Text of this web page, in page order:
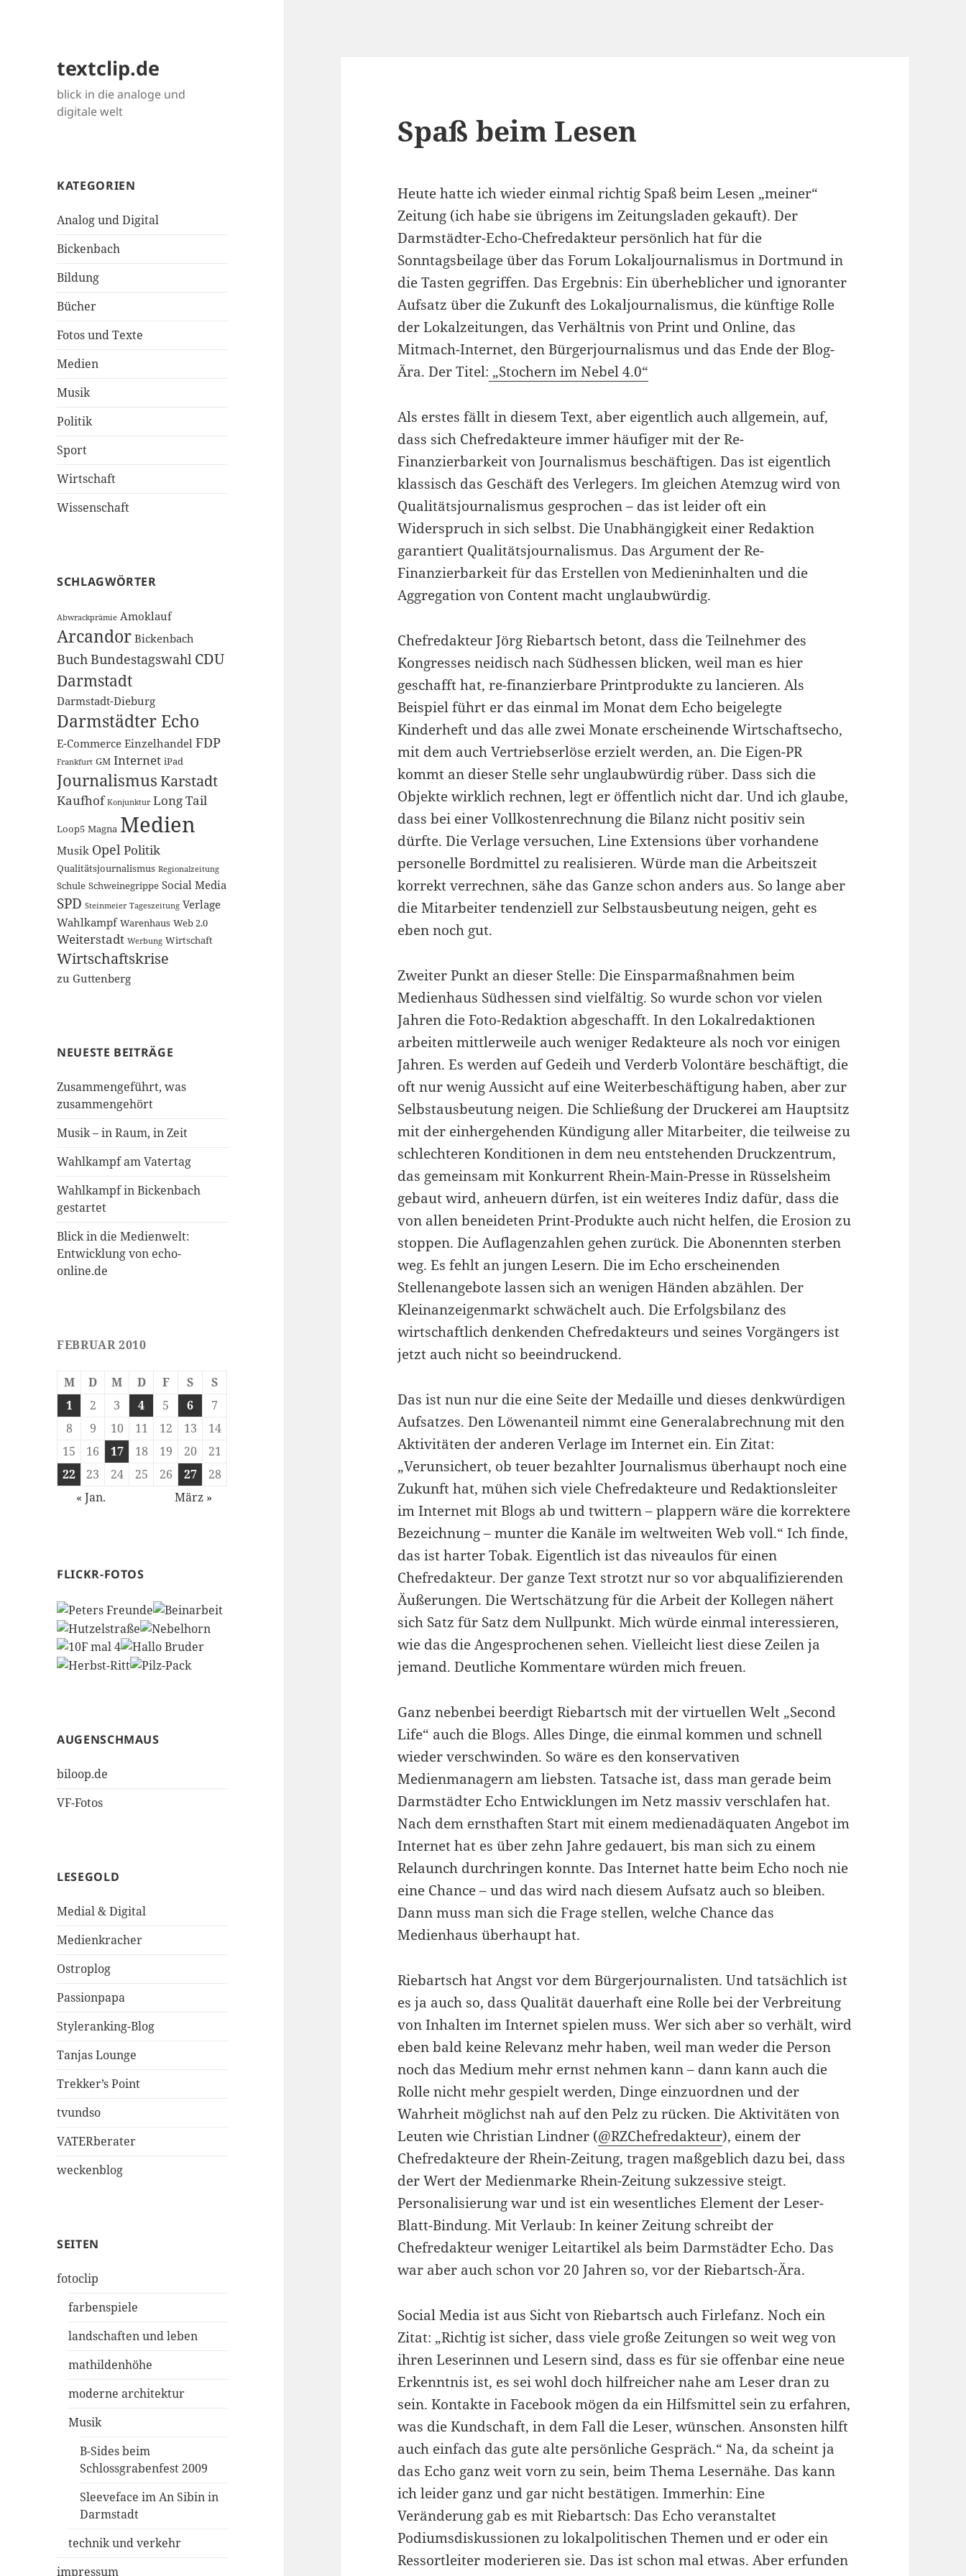
textclip.de
blick in die analoge und
digitale welt
KATEGORIEN
Analog und Digital
Bickenbach
Bildung
Bücher
Fotos und Texte
Medien
Musik
Politik
Sport
Wirtschaft
Wissenschaft
SCHLAGWÖRTER
Abwrackprämie Amoklauf
Arcandor Bickenbach
BuchBundestagswahl CDU
Darmstadt
Darmstadt-Dieburg
Darmstädter Echo
E-Commerce Einzelhandel FDP
Frankfurt GM Internet iPad
JournalismusKarstadt
Kaufhof Konjunktur Long Tail
Loop5 Magna Medien
Musik OpelPolitik
Qualitätsjournalismus Regionalzeitung
Schule Schweinegrippe Social Media
SPD Steinmeier Tageszeitung Verlage
Wahlkampf Warenhaus Web 2.0
Weiterstadt Werbung Wirtschaft
Wirtschaftskrise
zu Guttenberg
NEUESTE BEITRÄGE
Zusammengeführt, was
zusammengehört
Musik – in Raum, in Zeit
Wahlkampf am Vatertag
Wahlkampf in Bickenbach
gestartet
Blick in die Medienwelt:
Entwicklung von echo-
online.de
FEBRUAR 2010
M D M D F S
S
1
2 3 4 5 6
7
8
9 10 11 12 13
14
15
16 17 18 19 20
21
22
23 24 25 26 27
28
« Jan.
März »
FLICKR-FOTOS
AUGENSCHMAUS
biloop.de
VF-Fotos
LESEGOLD
Medial & Digital
Medienkracher
Ostroplog
Passionpapa
Styleranking-Blog
Tanjas Lounge
Trekker’s Point
tvundso
VATERberater
weckenblog
SEITEN
fotoclip
farbenspiele
landschaften und leben
mathildenhöhe
moderne architektur
Musik
B-Sides beim
Schlossgrabenfest 2009
Sleeveface im An Sibin in
Darmstadt
technik und verkehr
impressum
Spaß beim Lesen
Heute hatte ich wieder einmal richtig Spaß beim Lesen „meiner“
Zeitung (ich habe sie übrigens im Zeitungsladen gekauft). Der
Darmstädter-Echo-Chefredakteur persönlich hat für die
Sonntagsbeilage über das Forum Lokaljournalismus in Dortmund in
die Tasten gegriffen. Das Ergebnis: Ein überheblicher und ignoranter
Aufsatz über die Zukunft des Lokaljournalismus, die künftige Rolle
der Lokalzeitungen, das Verhältnis von Print und Online, das
Mitmach-Internet, den Bürgerjournalismus und das Ende der Blog-
Ära. Der Titel: „Stochern im Nebel 4.0“
Als erstes fällt in diesem Text, aber eigentlich auch allgemein, auf,
dass sich Chefredakteure immer häufiger mit der Re-
Finanzierbarkeit von Journalismus beschäftigen. Das ist eigentlich
klassisch das Geschäft des Verlegers. Im gleichen Atemzug wird von
Qualitätsjournalismus gesprochen – das ist leider oft ein
Widerspruch in sich selbst. Die Unabhängigkeit einer Redaktion
garantiert Qualitätsjournalismus. Das Argument der Re-
Finanzierbarkeit für das Erstellen von Medieninhalten und die
Aggregation von Content macht unglaubwürdig.
Chefredakteur Jörg Riebartsch betont, dass die Teilnehmer des
Kongresses neidisch nach Südhessen blicken, weil man es hier
geschafft hat, re-finanzierbare Printprodukte zu lancieren. Als
Beispiel führt er das einmal im Monat dem Echo beigelegte
Kinderheft und das alle zwei Monate erscheinende Wirtschaftsecho,
mit dem auch Vertriebserlöse erzielt werden, an. Die Eigen-PR
kommt an dieser Stelle sehr unglaubwürdig rüber. Dass sich die
Objekte wirklich rechnen, legt er öffentlich nicht dar. Und ich glaube,
dass bei einer Vollkostenrechnung die Bilanz nicht positiv sein
dürfte. Die Verlage versuchen, Line Extensions über vorhandene
personelle Bordmittel zu realisieren. Würde man die Arbeitszeit
korrekt verrechnen, sähe das Ganze schon anders aus. So lange aber
die Mitarbeiter tendenziell zur Selbstausbeutung neigen, geht es
eben noch gut.
Zweiter Punkt an dieser Stelle: Die Einsparmaßnahmen beim
Medienhaus Südhessen sind vielfältig. So wurde schon vor vielen
Jahren die Foto-Redaktion abgeschafft. In den Lokalredaktionen
arbeiten mittlerweile auch weniger Redakteure als noch vor einigen
Jahren. Es werden auf Gedeih und Verderb Volontäre beschäftigt, die
oft nur wenig Aussicht auf eine Weiterbeschäftigung haben, aber zur
Selbstausbeutung neigen. Die Schließung der Druckerei am Hauptsitz
mit der einhergehenden Kündigung aller Mitarbeiter, die teilweise zu
schlechteren Konditionen in dem neu entstehenden Druckzentrum,
das gemeinsam mit Konkurrent Rhein-Main-Presse in Rüsselsheim
gebaut wird, anheuern dürfen, ist ein weiteres Indiz dafür, dass die
von allen beneideten Print-Produkte auch nicht helfen, die Erosion zu
stoppen. Die Auflagenzahlen gehen zurück. Die Abonennten sterben
weg. Es fehlt an jungen Lesern. Die im Echo erscheinenden
Stellenangebote lassen sich an wenigen Händen abzählen. Der
Kleinanzeigenmarkt schwächelt auch. Die Erfolgsbilanz des
wirtschaftlich denkenden Chefredakteurs und seines Vorgängers ist
jetzt auch nicht so beeindruckend.
Das ist nun nur die eine Seite der Medaille und dieses denkwürdigen
Aufsatzes. Den Löwenanteil nimmt eine Generalabrechnung mit den
Aktivitäten der anderen Verlage im Internet ein. Ein Zitat:
„Verunsichert, ob teuer bezahlter Journalismus überhaupt noch eine
Zukunft hat, mühen sich viele Chefredakteure und Redaktionsleiter
im Internet mit Blogs ab und twittern – plappern wäre die korrektere
Bezeichnung – munter die Kanäle im weltweiten Web voll.“ Ich finde,
das ist harter Tobak. Eigentlich ist das niveaulos für einen
Chefredakteur. Der ganze Text strotzt nur so vor abqualifizierenden
Äußerungen. Die Wertschätzung für die Arbeit der Kollegen nähert
sich Satz für Satz dem Nullpunkt. Mich würde einmal interessieren,
wie das die Angesprochenen sehen. Vielleicht liest diese Zeilen ja
jemand. Deutliche Kommentare würden mich freuen.
Ganz nebenbei beerdigt Riebartsch mit der virtuellen Welt „Second
Life“ auch die Blogs. Alles Dinge, die einmal kommen und schnell
wieder verschwinden. So wäre es den konservativen
Medienmanagern am liebsten. Tatsache ist, dass man gerade beim
Darmstädter Echo Entwicklungen im Netz massiv verschlafen hat.
Nach dem ernsthaften Start mit einem medienadäquaten Angebot im
Internet hat es über zehn Jahre gedauert, bis man sich zu einem
Relaunch durchringen konnte. Das Internet hatte beim Echo noch nie
eine Chance – und das wird nach diesem Aufsatz auch so bleiben.
Dann muss man sich die Frage stellen, welche Chance das
Medienhaus überhaupt hat.
Riebartsch hat Angst vor dem Bürgerjournalisten. Und tatsächlich ist
es ja auch so, dass Qualität dauerhaft eine Rolle bei der Verbreitung
von Inhalten im Internet spielen muss. Wer sich aber so verhält, wird
eben bald keine Relevanz mehr haben, weil man weder die Person
noch das Medium mehr ernst nehmen kann – dann kann auch die
Rolle nicht mehr gespielt werden, Dinge einzuordnen und der
Wahrheit möglichst nah auf den Pelz zu rücken. Die Aktivitäten von
Leuten wie Christian Lindner (@RZChefredakteur), einem der
Chefredakteure der Rhein-Zeitung, tragen maßgeblich dazu bei, dass
der Wert der Medienmarke Rhein-Zeitung sukzessive steigt.
Personalisierung war und ist ein wesentliches Element der Leser-
Blatt-Bindung. Mit Verlaub: In keiner Zeitung schreibt der
Chefredakteur weniger Leitartikel als beim Darmstädter Echo. Das
war aber auch schon vor 20 Jahren so, vor der Riebartsch-Ära.
Social Media ist aus Sicht von Riebartsch auch Firlefanz. Noch ein
Zitat: „Richtig ist sicher, dass viele große Zeitungen so weit weg von
ihren Leserinnen und Lesern sind, dass es für sie offenbar eine neue
Erkenntnis ist, es sei wohl doch hilfreicher nahe am Leser dran zu
sein. Kontakte in Facebook mögen da ein Hilfsmittel sein zu erfahren,
was die Kundschaft, in dem Fall die Leser, wünschen. Ansonsten hilft
auch einfach das gute alte persönliche Gespräch.“ Na, da scheint ja
das Echo ganz weit vorn zu sein, beim Thema Lesernähe. Das kann
ich leider ganz und gar nicht bestätigen. Immerhin: Eine
Veränderung gab es mit Riebartsch: Das Echo veranstaltet
Podiumsdiskussionen zu lokalpolitischen Themen und er oder ein
Ressortleiter moderieren sie. Das ist schon mal etwas. Aber erfunden